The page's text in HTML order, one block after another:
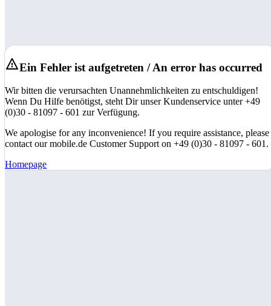
Ein Fehler ist aufgetreten / An error has occurred
Wir bitten die verursachten Unannehmlichkeiten zu entschuldigen!
Wenn Du Hilfe benötigst, steht Dir unser Kundenservice unter +49
(0)30 - 81097 - 601 zur Verfügung.
We apologise for any inconvenience! If you require assistance, please
contact our mobile.de Customer Support on +49 (0)30 - 81097 - 601.
Homepage